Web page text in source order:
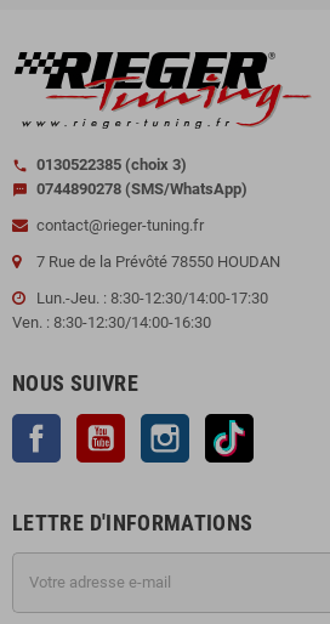
call 0130522385 (choix 3)
sms
0744890278 (SMS/WhatsApp)
contact@rieger-tuning.fr
7 Rue de la Prévôté 78550 HOUDAN
Lun.-Jeu. : 8:30-12:30/14:00-17:30
Ven. : 8:30-12:30/14:00-16:30
NOUS SUIVRE
Facebook YouTube Instagram
LETTRE D'INFORMATIONS